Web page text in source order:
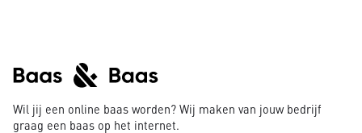
Wil jij een online baas worden? Wij maken van jouw bedrijf
graag een baas op het internet.